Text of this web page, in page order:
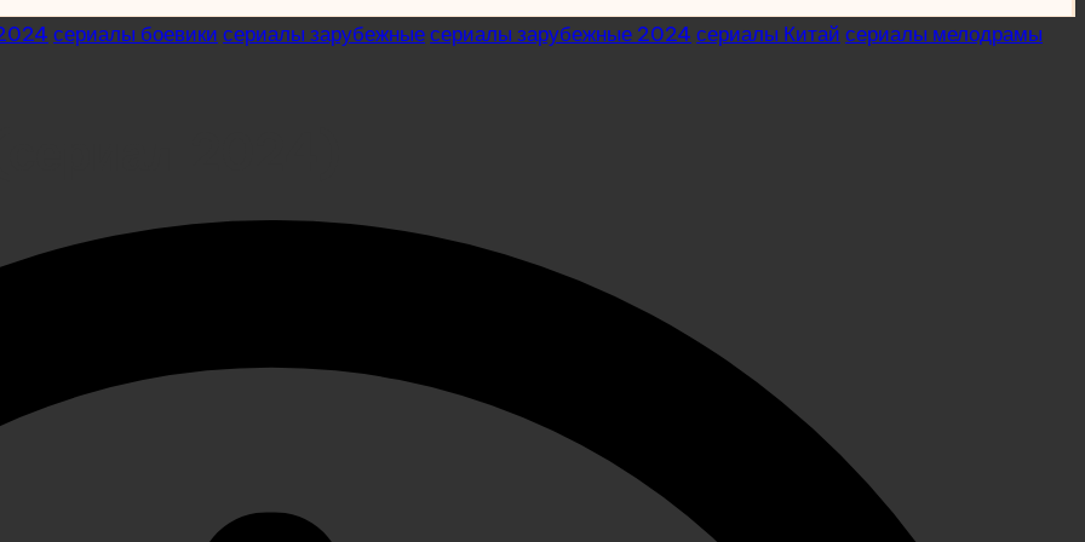
сериалы боевики сериалы зарубежныесериалы зарубежные 2024 сериалы Китай сериалы мелодрамы